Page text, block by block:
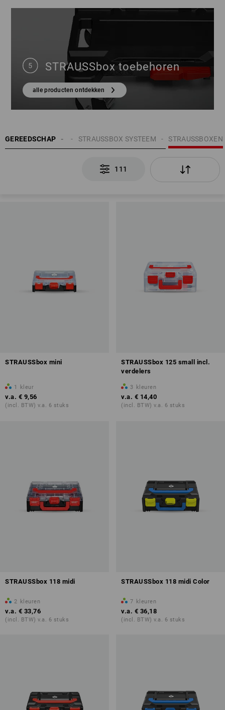
STRAUSSbox toebehoren
alle producten ontdekken
GEREEDSCHAP STRAUSSBOXEN
STRAUSSBOX SYSTEEM
111
STRAUSSbox mini
1 kleur
v.a. € 9,56
(incl. BTW) v.a. 6 stuks
STRAUSSbox 125 small incl.
verdelers
3 kleuren
v.a. € 14,40
(incl. BTW) v.a. 6 stuks
STRAUSSbox 118 midi
2 kleuren
v.a. € 33,76
(incl. BTW) v.a. 6 stuks
STRAUSSbox 118 midi Color
7 kleuren
v.a. € 36,18
(incl. BTW) v.a. 6 stuks